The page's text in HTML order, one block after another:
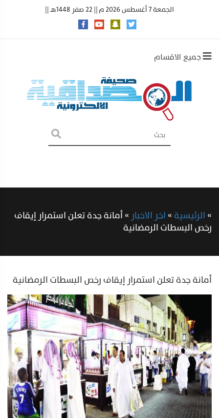
الجمعة 7 أغسطس 2026 م || 22 صفر 1448هـ ||
جميع الاقسام
»الرئيسية»اخر الاخبار »أمانة جدة‬⁩ تعلن استمرار إيقاف
رخص البسطات الرمضانية
أمانة جدة‬⁩ تعلن استمرار إيقاف رخص البسطات الرمضانية